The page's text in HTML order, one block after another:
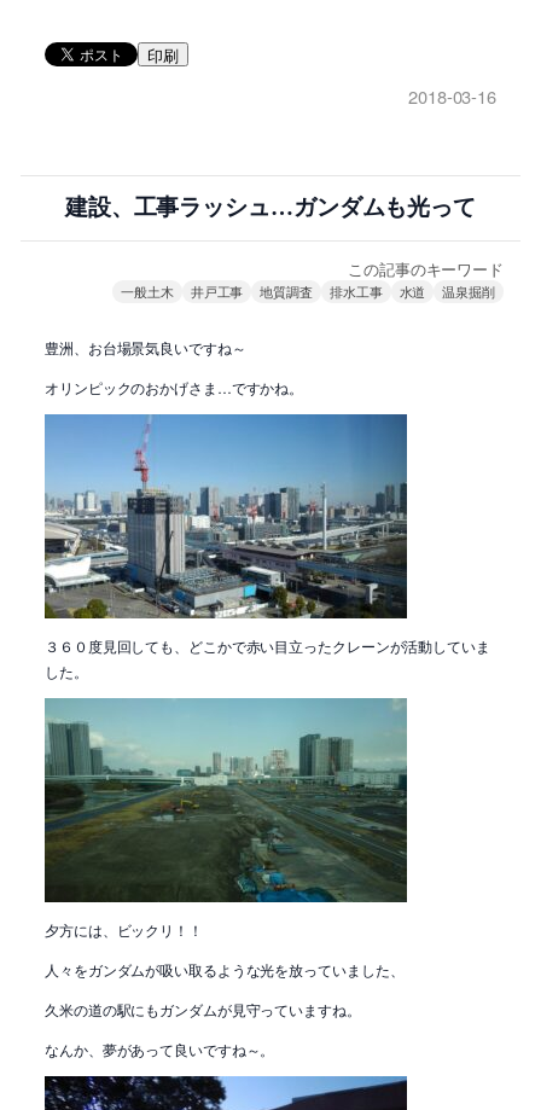
印刷
2018-03-16
建設、工事ラッシュ…ガンダムも光って
この記事のキーワード
一般土木 井戸工事 地質調査 排水工事 水道 温泉掘削
豊洲、お台場景気良いですね～
オリンピックのおかげさま…ですかね。
３６０度見回しても、どこかで赤い目立ったクレーンが活動していま
した。
夕方には、ビックリ！！
人々をガンダムが吸い取るような光を放っていました、
久米の道の駅にもガンダムが見守っていますね。
なんか、夢があって良いですね～。